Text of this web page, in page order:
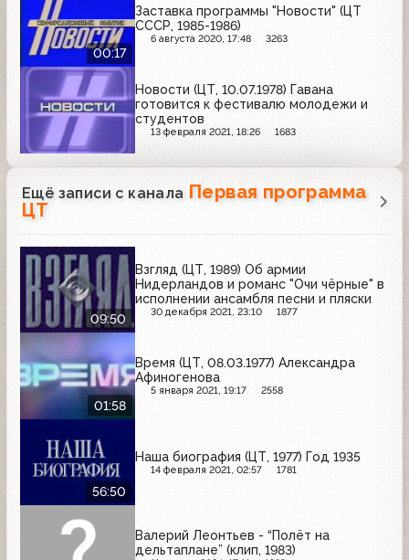
00:17
Заставка программы "Новости" (ЦТ
СССР, 1985-1986)
6 августа 2020, 17:48 3263
Новости (ЦТ, 10.07.1978) Гавана
готовится к фестивалю молодежи и
студентов
13 февраля 2021, 18:26 1683
Ещё записи с канала Первая программа
ЦТ
09:50
Взгляд (ЦТ, 1989) Об армии
Нидерландов и романс "Очи чёрные" в
исполнении ансамбля песни и пляски
30 декабря 2021, 23:10 1877
01:58
Время (ЦТ, 08.03.1977) Александра
Афиногенова
5 января 2021, 19:17 2558
56:50
Наша биография (ЦТ, 1977) Год 1935
14 февраля 2021, 02:57 1781
Валерий Леонтьев - “Полёт на
дельтаплане” (клип, 1983)